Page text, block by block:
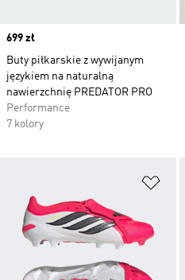
Price
699 zł
Buty piłkarskie z wywijanym
językiem na naturalną
nawierzchnię PREDATOR PRO
Performance
7 kolory